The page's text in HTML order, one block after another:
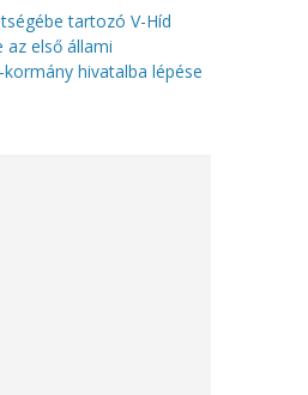
tartozó V-Híd
az első állami
hivatalba lépése